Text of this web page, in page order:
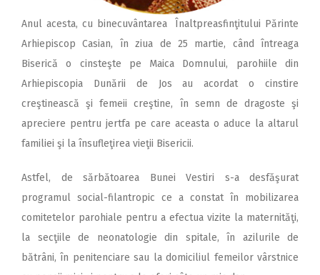
Anul acesta, cu binecuvântarea Înaltpreasfinţitului Părinte
Arhiepiscop Casian, în ziua de 25 martie, când întreaga
Biserică o cinsteşte pe Maica Domnului, parohiile din
Arhiepiscopia Dunării de Jos au acordat o cinstire
creştinească şi femeii creştine, în semn de dragoste şi
apreciere pentru jertfa pe care aceasta o aduce la altarul
familiei şi la însufleţirea vieţii Bisericii.
Astfel, de sărbătoarea Bunei Vestiri s-a desfăşurat
programul social-filantropic ce a constat în mobilizarea
comitetelor parohiale pentru a efectua vizite la maternităţi,
la secţiile de neonatologie din spitale, în azilurile de
bătrâni, în penitenciare sau la domiciliul femeilor vârstnice